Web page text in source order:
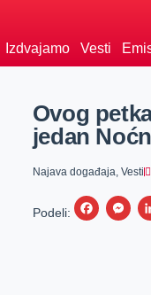
Izdvajamo Vesti
Ovog
jedan
Najava događaja, Vesti
Podeli:
F
M